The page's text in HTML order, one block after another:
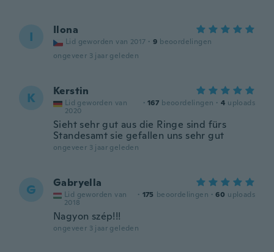
I Ilona
Lid geworden van 2017 · 9 beoordelingen
ongeveer 3 jaar geleden
K Kerstin
Lid geworden van
2020
· 167 beoordelingen · 4 uploads
Sieht sehr gut aus die Ringe sind fürs
Standesamt sie gefallen uns sehr gut
ongeveer 3 jaar geleden
G Gabryella
Lid geworden van
2018
· 175 beoordelingen · 60 uploads
Nagyon szép!!!
ongeveer 3 jaar geleden